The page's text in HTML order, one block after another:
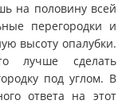
на половину всей
перегородки и
высоту опалубки.
лучше сделать
под углом. В
ответа на этот